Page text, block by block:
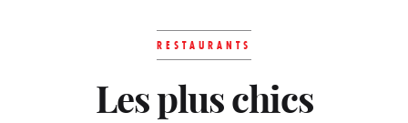
RESTAURANTS
Les plus chics